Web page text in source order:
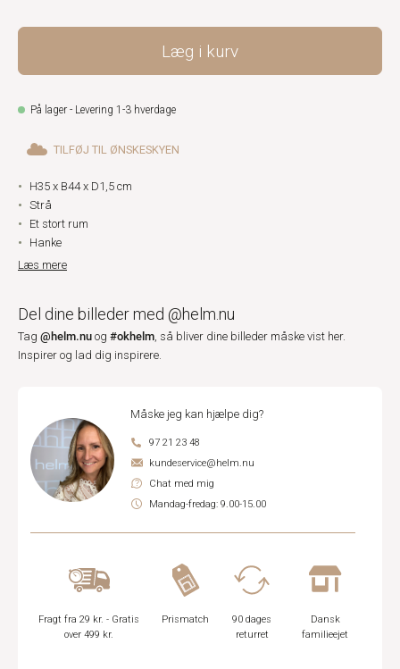
Læg i kurv
På lager - Levering 1-3 hverdage
TILFØJ TIL ØNSKESKYEN
H35 x B44 x D1,5 cm
Strå
Et stort rum
Hanke
Læs mere
Del dine billeder med @helm.nu
Tag @helm.nu og #okhelm, så bliver dine billeder måske vist her.
Inspirer og lad dig inspirere.
Måske jeg kan hjælpe dig?
97 21 23 48
kundeservice@helm.nu
Chat med mig
Mandag-fredag: 9.00-15.00
Fragt fra 29 kr. - Gratis
over 499 kr.
Prismatch
90 dages
returret
Dansk
familieejet